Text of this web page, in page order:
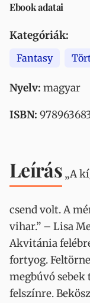
Ebook adatai
Kategóriák:
Fantasy
Nyelv: magyar
ISBN:
Leírás „A
csend volt. A
vihar.” – Lisa
Akvitánia
fortyog.
megbúvó
felszínre.